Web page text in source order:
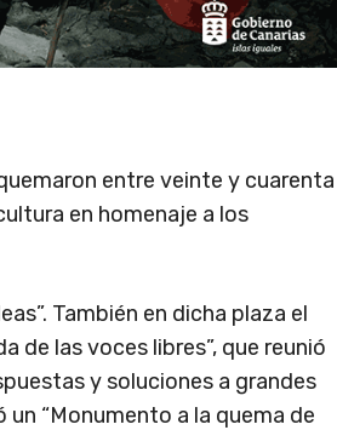
entre veinte y cuarenta
en homenaje a los
También en dicha plaza el
de las voces libres”, que reunió
y soluciones a grandes
“Monumento a la quema de